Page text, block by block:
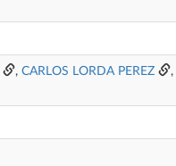
, CARLOS LORDA PEREZ ,